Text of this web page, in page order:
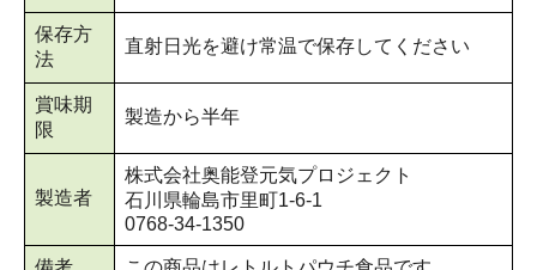
保存方
法
直射日光を避け常温で保存してください
賞味期
限
製造から半年
製造者
株式会社奥能登元気プロジェクト
石川県輪島市里町1-6-1
0768-34-1350